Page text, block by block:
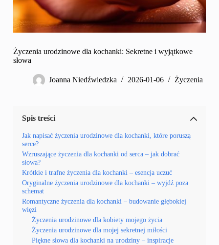
Życzenia urodzinowe dla kochanki: Sekretne i wyjątkowe
słowa
Joanna Niedźwiedzka 2026-01-06 Życzenia
Spis treści
Jak napisać życzenia urodzinowe dla kochanki, które poruszą
serce?
Wzruszające życzenia dla kochanki od serca – jak dobrać
słowa?
Krótkie i trafne życzenia dla kochanki – esencja uczuć
Oryginalne życzenia urodzinowe dla kochanki – wyjdź poza
schemat
Romantyczne życzenia dla kochanki – budowanie głębokiej
więzi
Życzenia urodzinowe dla kobiety mojego życia
Życzenia urodzinowe dla mojej sekretnej miłości
Piękne słowa dla kochanki na urodziny – inspiracje